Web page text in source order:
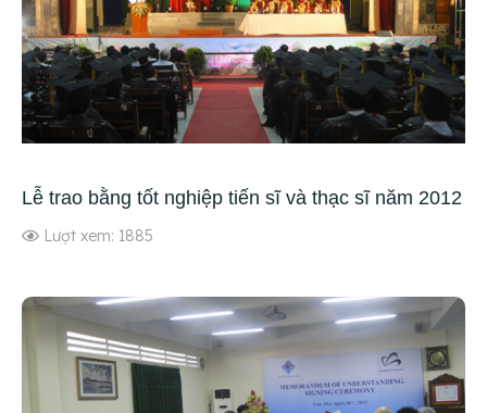
Lễ trao bằng tốt nghiệp tiến sĩ và thạc sĩ năm 2012
Lượt xem: 1885